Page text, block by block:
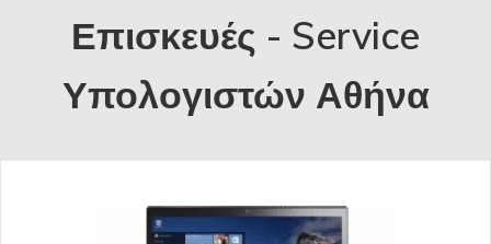
Επισκευές - Service
Υπολογιστών Αθήνα